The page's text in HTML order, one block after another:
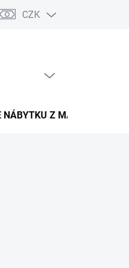
Pojištění zásilky
CZK
NÁBYTKU Z MASIVU